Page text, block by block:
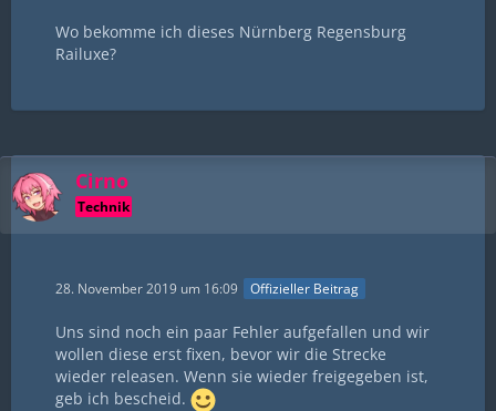
Wo bekomme ich dieses Nürnberg Regensburg
Railuxe?
Cirno
Technik
28. November 2019 um 16:09 Offizieller Beitrag
Uns sind noch ein paar Fehler aufgefallen und wir
wollen diese erst fixen, bevor wir die Strecke
wieder releasen. Wenn sie wieder freigegeben ist,
geb ich bescheid.